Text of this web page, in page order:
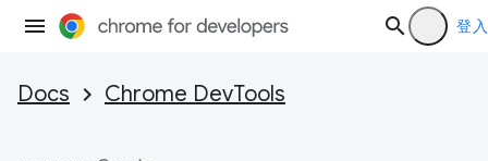
登入
Docs Chrome DevTools